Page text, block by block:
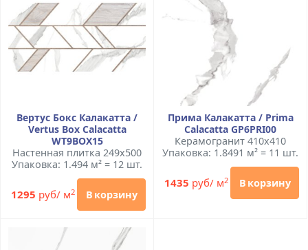
Вертус Бокс Калакатта /
Vertus Box Calacatta
WT9BOX15
Настенная плитка 249x500
Упаковка: 1.494 м² = 12 шт.
1295 руб/ м2 В корзину
Прима Калакатта / Prima
Calacatta GP6PRI00
Керамогранит 410x410
Упаковка: 1.8491 м² = 11 шт.
1435 руб/ м2 В корзину